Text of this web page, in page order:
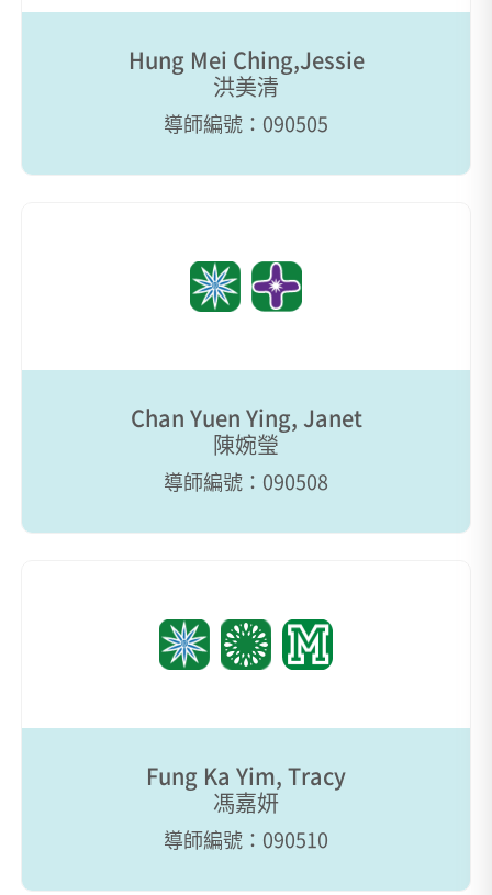
Hung Mei Ching,Jessie
洪美清
導師編號：090505
Chan Yuen Ying, Janet
陳婉瑩
導師編號：090508
Fung Ka Yim, Tracy
馮嘉妍
導師編號：090510